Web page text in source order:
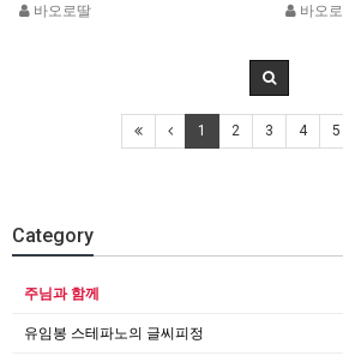
바오로딸
바오
1 2 3 4 5
Category
주님과 함께
유임봉 스테파노의 글씨피정